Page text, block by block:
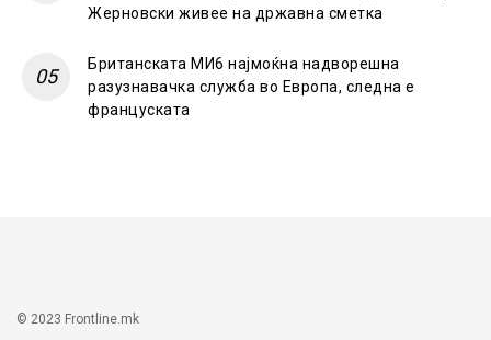
Жерновски живее на државна сметка
Британската МИ6 најмоќна надворешна
разузнавачка служба во Европа, следна е
француската
© 2023 Frontline.mk